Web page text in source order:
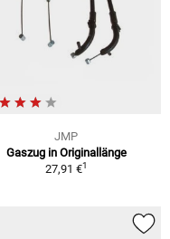
JMP
Gaszug in Originallänge
27,91 €1